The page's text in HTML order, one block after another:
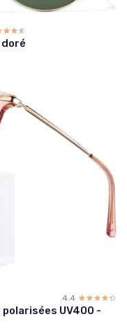
doré
4.4 ☆☆☆☆☆
★★★★★
UV400 -